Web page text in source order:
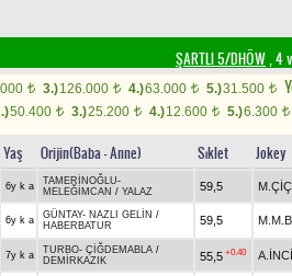
ŞARTLI 5/DHÖW, 4
t 3.)126.000 t 4.)63.000 t 5.)31.500 t
50.400 t 3.)25.200 t 4.)12.600 t 5.)6.300 t
Yaş Orijin(Baba - Anne) Sıklet Jokey
6y k a TAMERİNOĞLU-
MELEĞİMCAN / YALAZ 59,5
6y k a GÜNTAY- NAZLI GELİN /
HABERBATUR
59,5
7y k a TURBO- ÇİĞDEMABLA /
DEMİRKAZIK
55,5 +0.40 A.İNCİ